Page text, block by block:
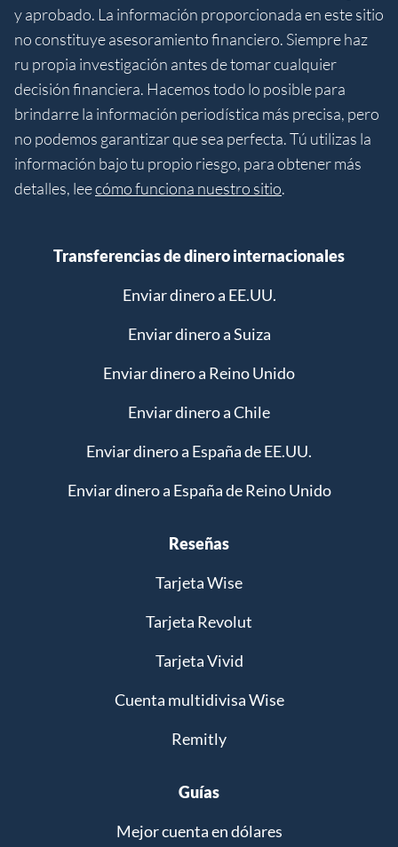
y aprobado. La información proporcionada en este sitio
no constituye asesoramiento financiero. Siempre haz
ru propia investigación antes de tomar cualquier
decisión financiera. Hacemos todo lo posible para
brindarre la información periodística más precisa, pero
no podemos garantizar que sea perfecta. Tú utilizas la
información bajo tu propio riesgo, para obtener más
detalles, leecómo funciona nuestro sitio.
Transferencias de dinero internacionales
Enviar dinero a EE.UU.
Enviar dinero a Suiza
Enviar dinero a Reino Unido
Enviar dinero a Chile
Enviar dinero a España de EE.UU.
Enviar dinero a España de Reino Unido
Reseñas
Tarjeta Wise
Tarjeta Revolut
Tarjeta Vivid
Cuenta multidivisa Wise
Remitly
Guías
Mejor cuenta en dólares